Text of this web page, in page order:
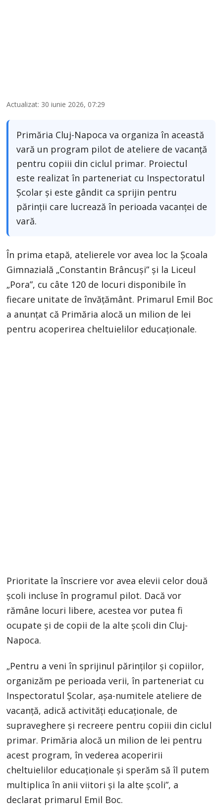
Actualizat: 30 iunie 2026, 07:29
Primăria Cluj-Napoca va organiza în această
vară un program pilot de ateliere de vacanță
pentru copiii din ciclul primar. Proiectul
este realizat în parteneriat cu Inspectoratul
Școlar și este gândit ca sprijin pentru
părinții care lucrează în perioada vacanței de
vară.
În prima etapă, atelierele vor avea loc la Școala
Gimnazială „Constantin Brâncuși” și la Liceul
„Pora”, cu câte 120 de locuri disponibile în
fiecare unitate de învățământ. Primarul Emil Boc
a anunțat că Primăria alocă un milion de lei
pentru acoperirea cheltuielilor educaționale.
Prioritate la înscriere vor avea elevii celor două
școli incluse în programul pilot. Dacă vor
rămâne locuri libere, acestea vor putea fi
ocupate și de copii de la alte școli din Cluj-
Napoca.
„Pentru a veni în sprijinul părinților și copiilor,
organizăm pe perioada verii, în parteneriat cu
Inspectoratul Școlar, așa-numitele ateliere de
vacanță, adică activități educaționale, de
supraveghere și recreere pentru copiii din ciclul
primar. Primăria alocă un milion de lei pentru
acest program, în vederea acoperirii
cheltuielilor educaționale și sperăm să îl putem
multiplica în anii viitori și la alte școli”, a
declarat primarul Emil Boc.